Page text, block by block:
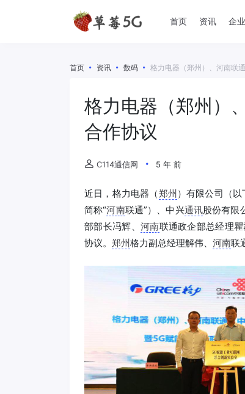
首页 资讯 企业
首页 资讯 数码 格力电器（郑州）、河南联
格力电器（郑州）
合作协议
C114通信网 5 年 前
近日，格力电器（郑州）有限公司（以
简称“河南联通”）、中兴通讯股份有限
部部长冯辉、 河南联通政企部总经理
协议。 郑州格力副总经理解伟、 河南联